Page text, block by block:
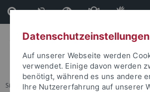
Direkt
zum
Inhalt
Direkt
zur
Fußleiste
Sie sind hier: Startseite
Datenschutzeinstellungen
Auf unserer Webseite werden
verwendet. Einige davon werden
benötigt, während es uns andere
Ihre Nutzererfahrung auf unserer